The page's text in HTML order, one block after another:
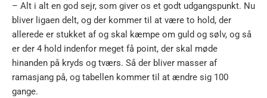
– Alt i alt en god sejr, som giver os et godt udgangspunkt. Nu
bliver ligaen delt, og der kommer til at være to hold, der
allerede er stukket af og skal kæmpe om guld og sølv, og så
er der 4 hold indenfor meget få point, der skal møde
hinanden på kryds og tværs. Så der bliver masser af
ramasjang på, og tabellen kommer til at ændre sig 100
gange.